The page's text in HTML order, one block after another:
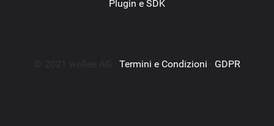
Plugin e SDK
Termini e Condizioni GDPR